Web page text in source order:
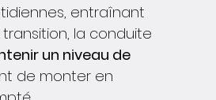
entraînant
la conduite
un niveau de
de monter en